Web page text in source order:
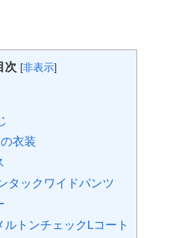
次 [非表示]
衣装
タックワイドパンツ
ルトンチェックLコート